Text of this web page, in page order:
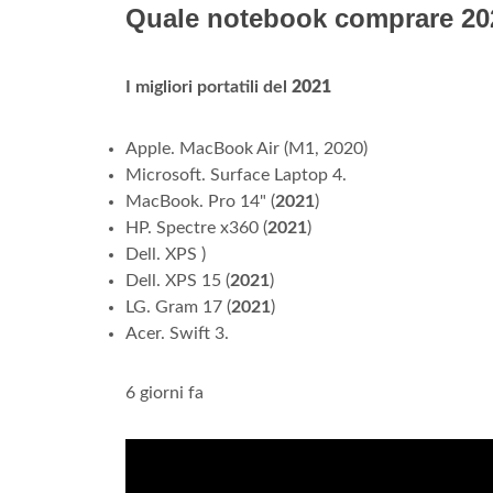
Quale notebook comprare
I migliori portatili del 2021
Apple. MacBook Air (M1, 2020)
Microsoft. Surface Laptop 4.
MacBook. Pro 14" (2021)
HP. Spectre x360 (2021)
Dell. XPS )
Dell. XPS 15 (2021)
LG. Gram 17 (2021)
Acer. Swift 3.
6 giorni fa